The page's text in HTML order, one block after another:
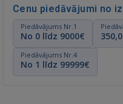
Cenu piedāvājumi no
Piedāvājums Nr.1
No 0 līdz 9000€
Piedāvājums Nr.4
No 1 līdz 99999€